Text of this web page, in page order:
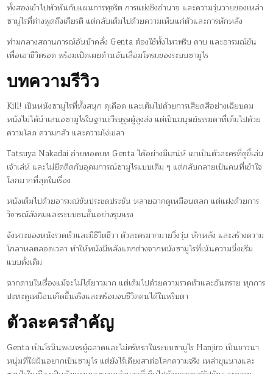
ทั้งสองเข้าไปพัวพันกับแผนการทุจริต การแย่งชิงอำนาจ และความวุ่นวายของเหล่า
ซามูไรที่ต่างพูดถึงเกียรติ แต่กลับเต็มไปด้วยความเห็นแก่ตัวและการหักหลัง
ท่ามกลางสถานการณ์อันบ้าคลั่ง Genta ต้องใช้ทั้งไหวพริบ ดาบ และอารมณ์ขัน
เพื่อเอาชีวิตรอด พร้อมเปิดเผยด้านอันเสื่อมโทรมของระบบซามูไร
บทความรีวิว
Kill! เป็นหนังซามูไรที่ทั้งสนุก ดุเดือด และเต็มไปด้วยการเสียดสีอย่างเฉียบคม
หนังไม่ได้นำเสนอซามูไรในฐานะวีรบุรุษผู้สูงส่ง แต่เป็นมนุษย์ธรรมดาที่เต็มไปด้วย
ความโลภ ความกลัว และความโง่เขลา
Tatsuya Nakadai ถ่ายทอดบท Genta ได้อย่างมีเสน่ห์ เขาเป็นตัวละครที่ดูขี้เล่น
เจ้าเล่ห์ และไม่ยึดติดกับอุดมการณ์ซามูไรแบบเดิม ๆ แต่กลับกลายเป็นคนที่เข้าใจ
โลกมากที่สุดในเรื่อง
หนังเต็มไปด้วยอารมณ์ขันประชดประชัน หลายฉากดูเหมือนตลก แต่แฝงด้วยการ
วิจารณ์สังคมและระบบชนชั้นอย่างรุนแรง
จังหวะของหนังรวดเร็วและมีชีวิตชีวา ตัวละครมากมายวิ่งวุ่น หักหลัง และสร้างความ
โกลาหลตลอดเวลา ทำให้หนังมีพลังแตกต่างจากหนังซามูไรที่เน้นความนิ่งขรึม
แบบดั้งเดิม
ฉากดาบในเรื่องแม้จะไม่ได้ยาวมาก แต่เต็มไปด้วยความรวดเร็วและอันตราย ทุกการ
ปะทะดูเหมือนเกิดขึ้นจริงและพร้อมจบชีวิตคนได้ในพริบตา
ตัวละครสำคัญ
Genta เป็นโรนินพเนจรผู้ฉลาดและไม่ศรัทธาในระบบซามูไร Hanjiro เป็นชาวนา
หนุ่มที่ใฝ่ฝันอยากเป็นซามูไร แต่ยังไร้เดียงสาต่อโลกความจริง เหล่าขุนนางและ